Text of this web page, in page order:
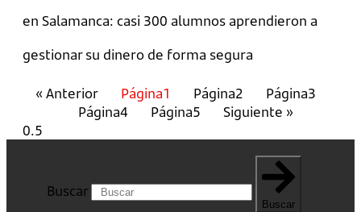
en Salamanca: casi 300 alumnos aprendieron a
gestionar su dinero de forma segura
« Anterior Página1 Página2 Página3
Página4 Página5 Siguiente »
Buscar
Buscar